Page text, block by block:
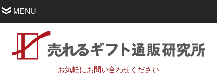
MENU
お気軽にお問い合わせください